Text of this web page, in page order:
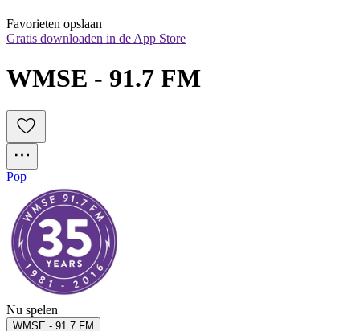
Favorieten opslaan
Gratis downloaden in de App Store
WMSE - 91.7 FM
Pop
Nu spelen
WMSE - 91.7 FM